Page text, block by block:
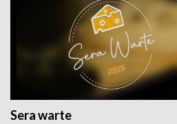
Sera warte